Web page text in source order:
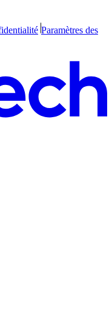
Paramètres des